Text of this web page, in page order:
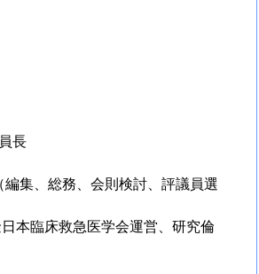
長
集、総務、会則検討、評議員選
本臨床救急医学会運営、研究倫